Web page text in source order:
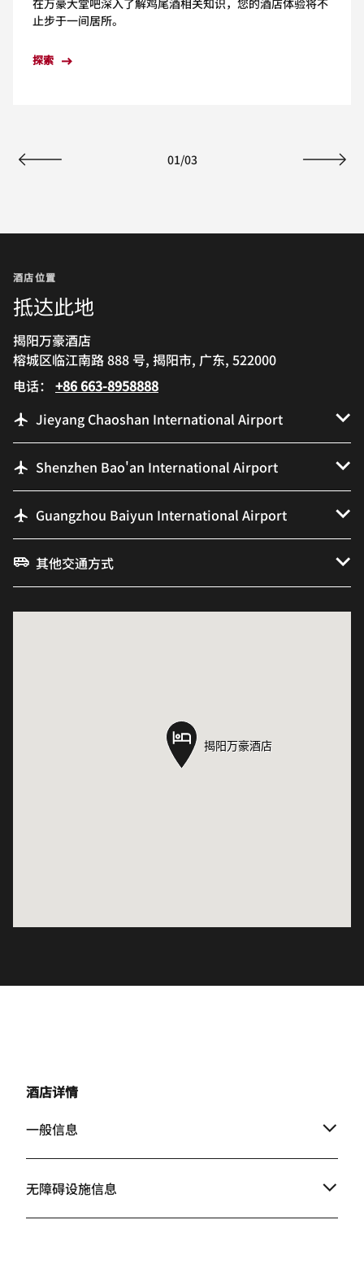
在万豪大堂吧深入了解鸡尾酒相关知识，您的酒店体验将不
止步于一间居所。
探索
01/03
酒店位置
抵达此地
揭阳万豪酒店
榕城区临江南路 888 号, 揭阳市, 广东, 522000
电话： +86 663-8958888
Jieyang Chaoshan International Airport
Shenzhen Bao'an International Airport
Guangzhou Baiyun International Airport
其他交通方式
揭阳万豪酒店
揭阳万豪酒店
酒店详情
一般信息
无障碍设施信息